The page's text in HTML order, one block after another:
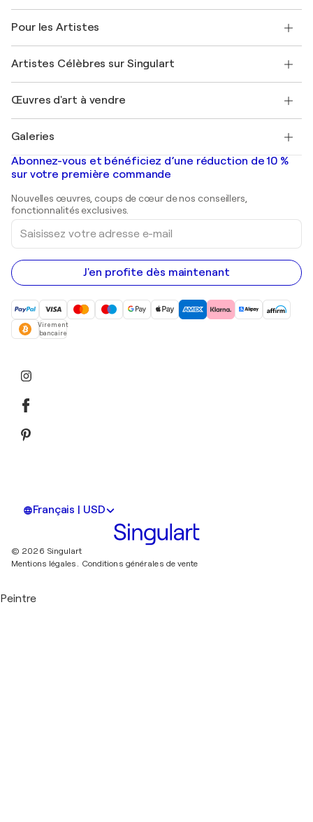
Offrir une carte cadeau
Rejoignez notre programme commercial
Mon compte
+33 1 76 44 06 42
FAQ
Magazine Singulart
Emplois
Découvrez une sélection d'art original
Pour les Artistes
Se connecter en tant qu'Artiste
Artistes Célèbres sur Singulart
Marc Chagall
Banksy
Mr. Brainwash
Shepard Fairey
Œuvres d'art à vendre
Tableaux abstraits à vendre
Peintures de paysage
Estampes
Peintures acryliques
Galeries
Galeries d'art en France
Galeries d'art en Belgique
Abonnez-vous et bénéficiez d’une réduction de 10 %
sur votre première commande
Nouvelles œuvres, coups de cœur de nos conseillers,
fonctionnalités exclusives.
Saisissez
votre
adresse
e-
mail
J'en profite dès maintenant
Virement
bancaire
Français | USD
© 2026 Singulart
Mentions légales. Conditions générales de vente
Peintre